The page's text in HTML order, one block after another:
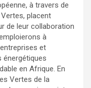
à travers de
placent
de leur collaboration
à
et
énergétiques
en Afrique. En
Vertes de la